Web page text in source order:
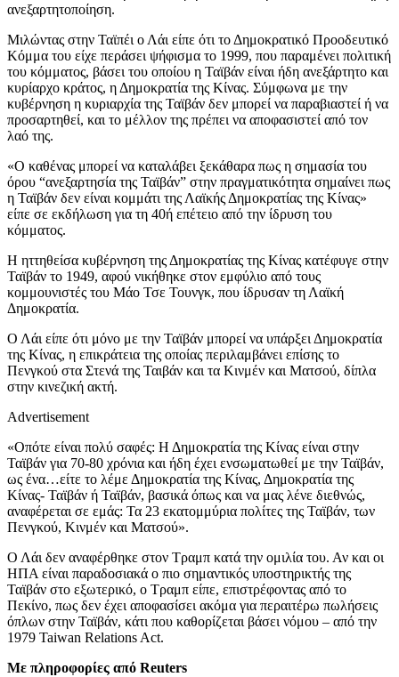
ανεξαρτητοποίηση.
Μιλώντας στην Ταϊπέι ο Λάι είπε ότι το Δημοκρατικό Προοδευτικό
Κόμμα του είχε περάσει ψήφισμα το 1999, που παραμένει πολιτική
του κόμματος, βάσει του οποίου η Ταϊβάν είναι ήδη ανεξάρτητο και
κυρίαρχο κράτος, η Δημοκρατία της Κίνας. Σύμφωνα με την
κυβέρνηση η κυριαρχία της Ταϊβάν δεν μπορεί να παραβιαστεί ή να
προσαρτηθεί, και το μέλλον της πρέπει να αποφασιστεί από τον
λαό της.
«Ο καθένας μπορεί να καταλάβει ξεκάθαρα πως η σημασία του
όρου “ανεξαρτησία της Ταϊβάν” στην πραγματικότητα σημαίνει πως
η Ταϊβάν δεν είναι κομμάτι της Λαϊκής Δημοκρατίας της Κίνας»
είπε σε εκδήλωση για τη 40ή επέτειο από την ίδρυση του
κόμματος.
Η ηττηθείσα κυβέρνηση της Δημοκρατίας της Κίνας κατέφυγε στην
Ταϊβάν το 1949, αφού νικήθηκε στον εμφύλιο από τους
κομμουνιστές του Μάο Τσε Τουνγκ, που ίδρυσαν τη Λαϊκή
Δημοκρατία.
Ο Λάι είπε ότι μόνο με την Ταϊβάν μπορεί να υπάρξει Δημοκρατία
της Κίνας, η επικράτεια της οποίας περιλαμβάνει επίσης το
Πενγκού στα Στενά της Ταιβάν και τα Κινμέν και Ματσού, δίπλα
στην κινεζική ακτή.
Advertisement
«Οπότε είναι πολύ σαφές: Η Δημοκρατία της Κίνας είναι στην
Ταϊβάν για 70-80 χρόνια και ήδη έχει ενσωματωθεί με την Ταϊβάν,
ως ένα…είτε το λέμε Δημοκρατία της Κίνας, Δημοκρατία της
Κίνας- Ταϊβάν ή Ταϊβάν, βασικά όπως και να μας λένε διεθνώς,
αναφέρεται σε εμάς: Τα 23 εκατομμύρια πολίτες της Ταϊβάν, των
Πενγκού, Κινμέν και Ματσού».
Ο Λάι δεν αναφέρθηκε στον Τραμπ κατά την ομιλία του. Αν και οι
ΗΠΑ είναι παραδοσιακά ο πιο σημαντικός υποστηρικτής της
Ταϊβάν στο εξωτερικό, ο Τραμπ είπε, επιστρέφοντας από το
Πεκίνο, πως δεν έχει αποφασίσει ακόμα για περαιτέρω πωλήσεις
όπλων στην Ταϊβάν, κάτι που καθορίζεται βάσει νόμου – από την
1979 Taiwan Relations Act.
Με πληροφορίες από Reuters